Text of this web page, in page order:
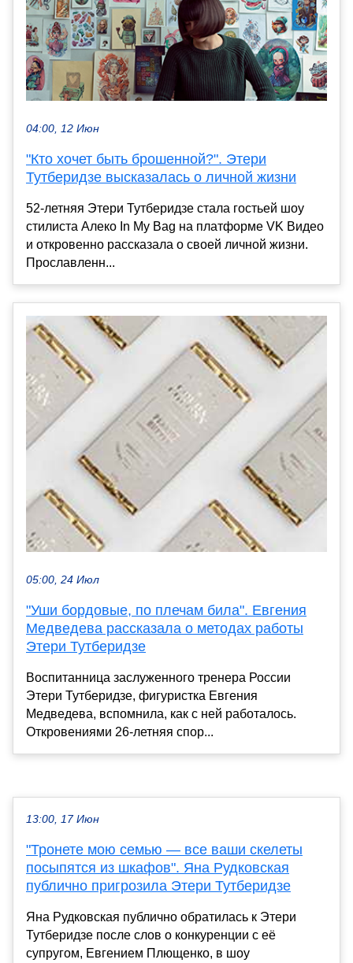
04:00, 12 Июн
"Кто хочет быть брошенной?". Этери
Тутберидзе высказалась о личной жизни
52-летняя Этери Тутберидзе стала гостьей шоу
стилиста Алеко In My Bag на платформе VK Видео
и откровенно рассказала о своей личной жизни.
Прославленн...
05:00, 24 Июл
"Уши бордовые, по плечам била". Евгения
Медведева рассказала о методах работы
Этери Тутберидзе
Воспитанница заслуженного тренера России
Этери Тутберидзе, фигуристка Евгения
Медведева, вспомнила, как с ней работалось.
Откровениями 26-летняя спор...
13:00, 17 Июн
"Тронете мою семью — все ваши скелеты
посыпятся из шкафов". Яна Рудковская
публично пригрозила Этери Тутберидзе
Яна Рудковская публично обратилась к Этери
Тутберидзе после слов о конкуренции с её
супругом, Евгением Плющенко, в шоу